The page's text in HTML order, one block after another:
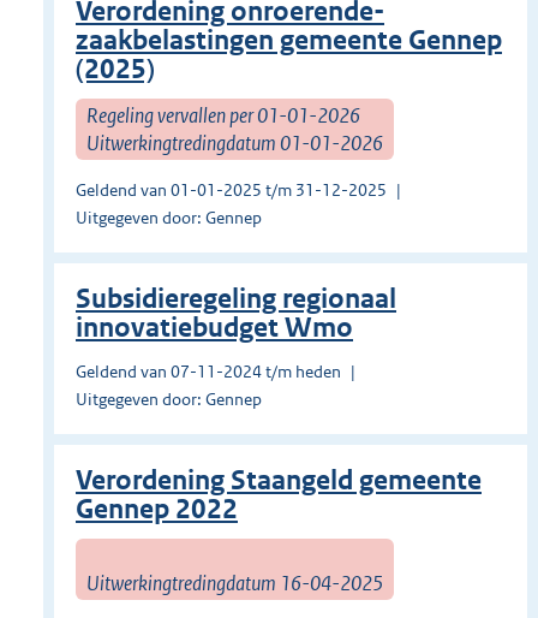
Verordening onroerende-
zaakbelastingen gemeente Gennep
(2025)
Regeling vervallen per 01-01-2026
Uitwerkingtredingdatum 01-01-2026
Geldend van 01-01-2025 t/m 31-12-2025
Uitgegeven door: Gennep
Subsidieregeling regionaal
innovatiebudget Wmo
Geldend van 07-11-2024 t/m heden
Uitgegeven door: Gennep
Verordening Staangeld gemeente
Gennep 2022
Uitwerkingtredingdatum 16-04-2025